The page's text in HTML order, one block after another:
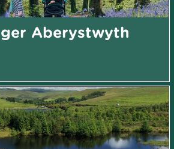
Aberystwyth